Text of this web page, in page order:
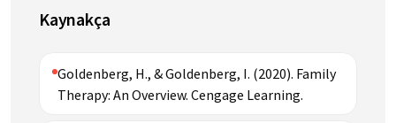
Kaynakça
Goldenberg, H., & Goldenberg, I. (2020). Family
Therapy: An Overview. Cengage Learning.